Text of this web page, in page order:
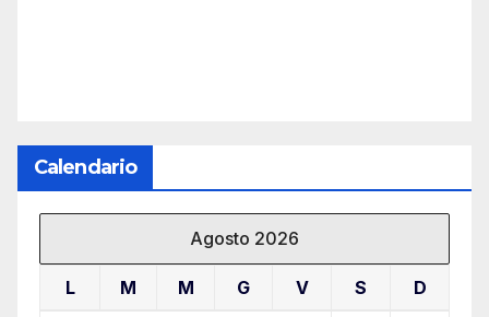
Calendario
Agosto 2026
L M M G V S D